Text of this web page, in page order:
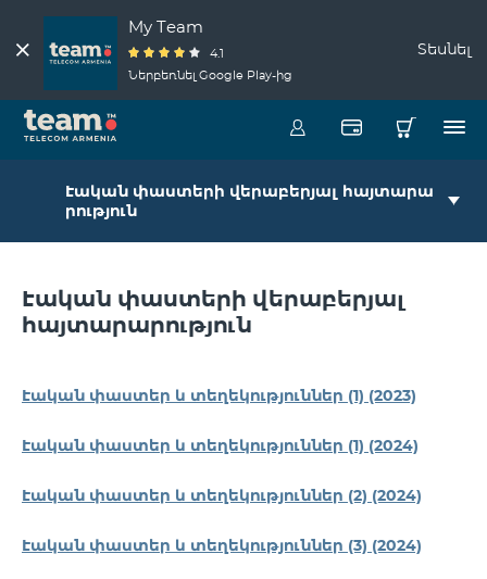
My Team
4.1
Ներբեռնել Google Play-ից
Տեսնել
Էական փաստերի վերաբերյալ հայտարա
րություն
Էական փաստերի վերաբերյալ
հայտարարություն
Էական փաստեր և տեղեկություններ (1) (2023)
Էական փաստեր և տեղեկություններ (1) (2024)
Էական փաստեր և տեղեկություններ (2) (2024)
Էական փաստեր և տեղեկություններ (3) (2024)